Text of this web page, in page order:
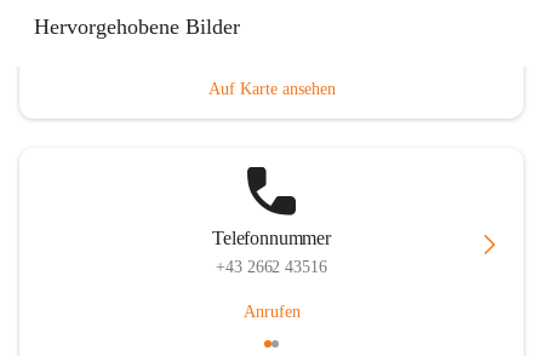
Hervorgehobene BilderHauptadresse
Auf Karte ansehen
Telefonnummer
+43 2662 43516
Anrufen